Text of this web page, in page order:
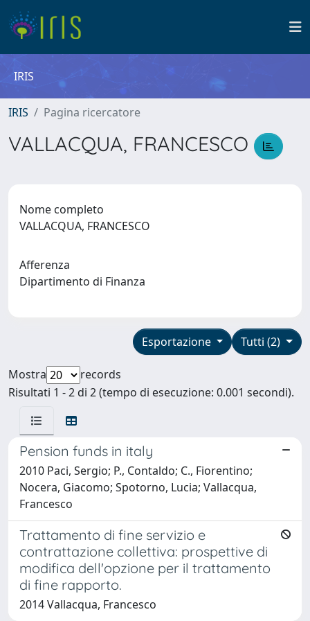
IRIS
IRIS Pagina ricercatore
VALLACQUA, FRANCESCO
Nome completo
VALLACQUA, FRANCESCO
Afferenza
Dipartimento di Finanza
Tutti (2)
Esportazione
Mostra
records
Risultati 1 - 2 di 2 (tempo di esecuzione: 0.001 secondi).
Pension funds in italy
2010 Paci, Sergio; P., Contaldo; C., Fiorentino;
Nocera, Giacomo; Spotorno, Lucia; Vallacqua,
Francesco
Trattamento di fine servizio e
contrattazione collettiva: prospettive di
modifica dell'opzione per il trattamento
di fine rapporto.
2014 Vallacqua, Francesco